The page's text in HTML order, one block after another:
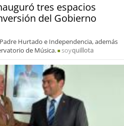
tres espacios
del Gobierno
Hurtado e Independencia, además
de Música.
soyquillota